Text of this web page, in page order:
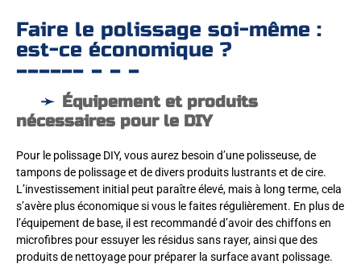
Faire le polissage soi-même :
est-ce économique ?
Équipement et produits
nécessaires pour le DIY
Pour le polissage DIY, vous aurez besoin d’une polisseuse, de
tampons de polissage et de divers produits lustrants et de cire.
L’investissement initial peut paraître élevé, mais à long terme, cela
s’avère plus économique si vous le faites régulièrement. En plus de
l’équipement de base, il est recommandé d’avoir des chiffons en
microfibres pour essuyer les résidus sans rayer, ainsi que des
produits de nettoyage pour préparer la surface avant polissage.